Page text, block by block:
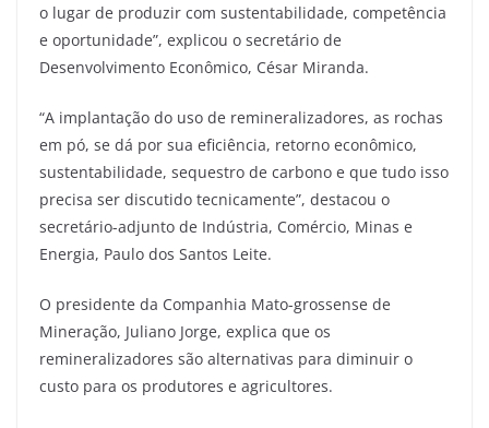
o lugar de produzir com sustentabilidade, competência
e oportunidade”, explicou o secretário de
Desenvolvimento Econômico, César Miranda.
“A implantação do uso de remineralizadores, as rochas
em pó, se dá por sua eficiência, retorno econômico,
sustentabilidade, sequestro de carbono e que tudo isso
precisa ser discutido tecnicamente”, destacou o
secretário-adjunto de Indústria, Comércio, Minas e
Energia, Paulo dos Santos Leite.
O presidente da Companhia Mato-grossense de
Mineração, Juliano Jorge, explica que os
remineralizadores são alternativas para diminuir o
custo para os produtores e agricultores.